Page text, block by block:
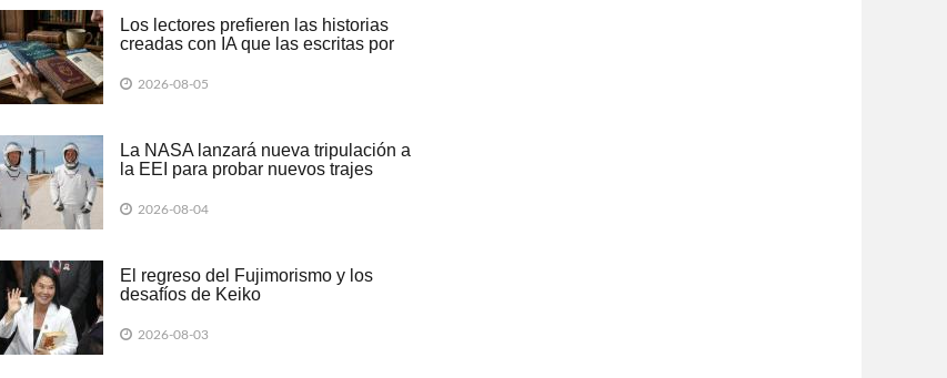
Los lectores prefieren las historias
creadas con IA que las escritas por
2026-08-05
La NASA lanzará nueva tripulación a
la EEI para probar nuevos trajes
2026-08-04
El regreso del Fujimorismo y los
desafíos de Keiko
2026-08-03